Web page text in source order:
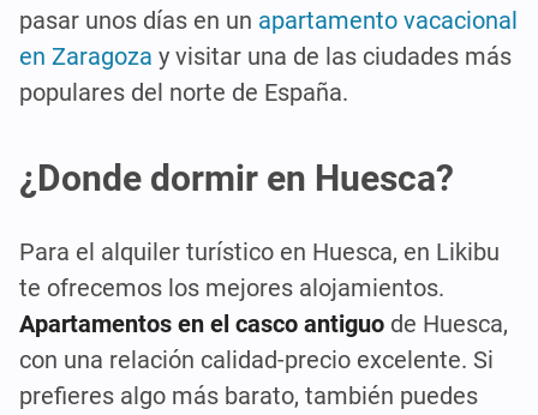
pasar unos días en un apartamento vacacional
en Zaragoza y visitar una de las ciudades más
populares del norte de España.
¿Donde dormir en Huesca?
Para el alquiler turístico en Huesca, en Likibu
te ofrecemos los mejores alojamientos.
Apartamentos en el casco antiguo de Huesca,
con una relación calidad-precio excelente. Si
prefieres algo más barato, también puedes